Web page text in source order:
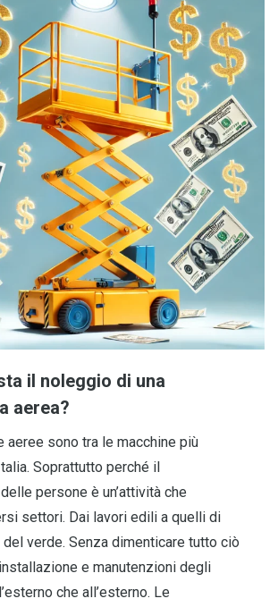
il noleggio di una
aerea?
aeree sono tra le macchine più
Soprattutto perché il
persone è un’attività che
settori. Dai lavori edili a quelli di
verde. Senza dimenticare tutto ciò
e manutenzioni degli
che all’esterno. Le